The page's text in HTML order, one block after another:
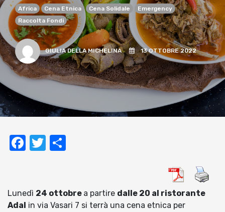
Africa Cena Etnica Cena Solidale
Emergency
Raccolta Fondi
GIULIA DELLA MICHELINA 13 OTTOBRE 2022
Facebook
Twitter
Lunedì 24 ottobre a partire dalle 20 al ristorante
Adal in via Vasari 7 si terrà una cena etnica per